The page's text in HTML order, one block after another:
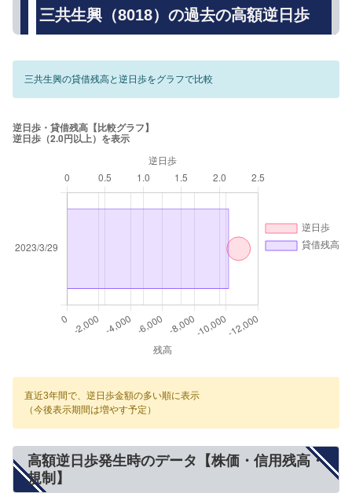
三共生興（8018）の過去の高額逆日歩
三共生興の貸借残高と逆日歩をグラフで比較
直近3年間で、逆日歩金額の多い順に表示
（今後表示期間は増やす予定）
高額逆日歩発生時のデータ【株価・信用残高・
規制】